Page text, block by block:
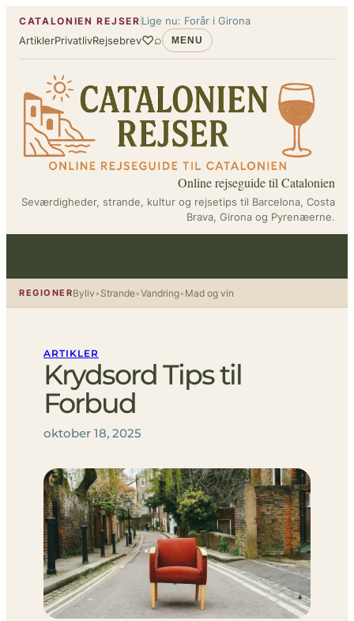
Spring
indhold
CATALONIEN REJSER Lige nu: Forår i Girona
ArtiklerPrivatlivRejsebrev♡⌕ MENU
Online rejseguide til Catalonien
Seværdigheder, strande, kultur og rejsetips til Barcelona, Costa
Brava, Girona og Pyrenæerne.
REGIONERByliv• Strande•Vandring• Mad og vin
ARTIKLER
Krydsord Tips til
Forbud
oktober 18, 2025